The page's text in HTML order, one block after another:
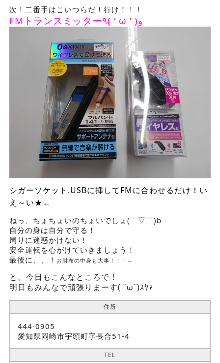
次！二番手はこいつらだ！行け！！！
FMトランスミッター٩( ‘ ω ‘ )و
シガーソケット.USBに挿してFMに合わせるだけ！い
え～い★←
ねっ、ちょちょいのちょいでしょ(￣▽￣)b
自分の身は自分で守る！
周りに迷惑かけない！
安全運転を心がけていきましょう！
最後に、、！ お財布の中身も大事！！！←
と、今日もこんなところで！
明日もみんなで頑張りまーす( ˘ω˘)ｽﾔｧ
住所
444-0905
愛知県岡崎市宇頭町字長合51-4
TEL